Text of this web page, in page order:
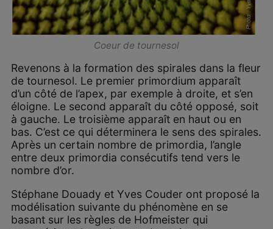
Coeur de tournesol
Revenons à la formation des spirales dans la fleur
de tournesol. Le premier primordium apparaît
d’un côté de l’apex, par exemple à droite, et s’en
éloigne. Le second apparaît du côté opposé, soit
à gauche. Le troisième apparaît en haut ou en
bas. C’est ce qui déterminera le sens des spirales.
Après un certain nombre de primordia, l’angle
entre deux primordia consécutifs tend vers le
nombre d’or.
Stéphane Douady et Yves Couder ont proposé la
modélisation suivante du phénomène en se
basant sur les règles de Hofmeister qui